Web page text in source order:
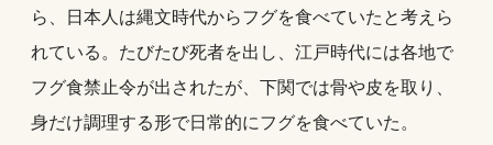
ら、日本人は縄文時代からフグを食べていたと考えら
れている。たびたび死者を出し、江戸時代には各地で
フグ食禁止令が出されたが、下関では骨や皮を取り、
身だけ調理する形で日常的にフグを食べていた。